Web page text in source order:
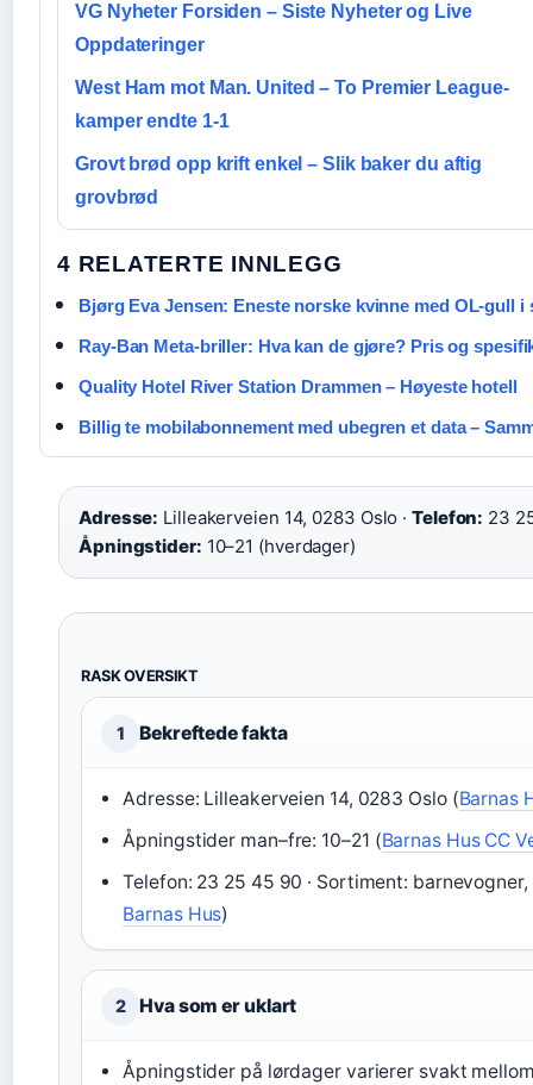
VG Nyheter Forsiden – Siste Nyheter og Live
Oppdateringer
West Ham mot Man. United – To Premier League-
kamper endte 1-1
Grovt brød opp krift enkel – Slik baker du aftig
grovbrød
4 RELATERTE INNLEGG
Bjørg Eva Jensen: Eneste norske kvinne med OL-gull i
Ray-Ban Meta-briller: Hva kan de gjøre? Pris og
Quality Hotel River Station Drammen – Høyeste hotell
Billig te mobilabonnement med ubegren et data –
Adresse: Lilleakerveien 14, 0283 Oslo ·Telefon: 23
Åpningstider: 10–21 (hverdager)
RASK OVERSIKT
1 Bekreftede fakta
Adresse: Lilleakerveien 14, 0283 Oslo (Barnas
Åpningstider man–fre: 10–21 (Barnas Hus CC
Telefon: 23 25 45 90 · Sortiment:
Barnas Hus)
2 Hva som er uklart
Åpningstider på lørdager varierer svakt